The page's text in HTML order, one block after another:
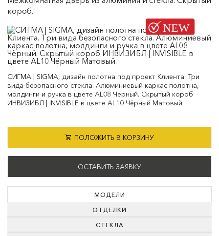
короб.
СИГМА | SIGMA, дизайн полотна под проект Клиента. Три
вида безопасного стекла. Алюминиевый каркас полотна,
молдинги и ручка в цвете AL08 Чёрный. Скрытый короб
ИНВИЗИБЛ | INVISIBLE в цвете AL10 Чёрный Матовый.
ПОЛОЖИТЬ В КОРЗИНУ
ОСТАВИТЬ ЗАЯВКУ
МОДЕЛИ
ОТДЕЛКИ
СТЕКЛА